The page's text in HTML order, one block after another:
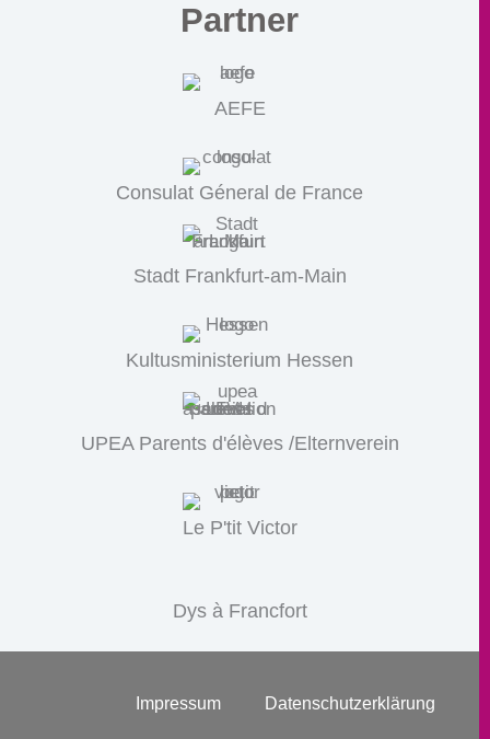
Partner
AEFE
Consulat Géneral de France
Stadt Frankfurt-am-Main
Kultusministerium Hessen
UPEA Parents d'élèves /Elternverein
Le P'tit Victor
Dys à Francfort
Impressum Datenschutzerklärung